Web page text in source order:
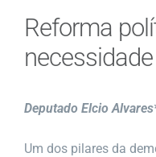
Reforma
necessidade
Deputado Elcio
Um dos pilares da